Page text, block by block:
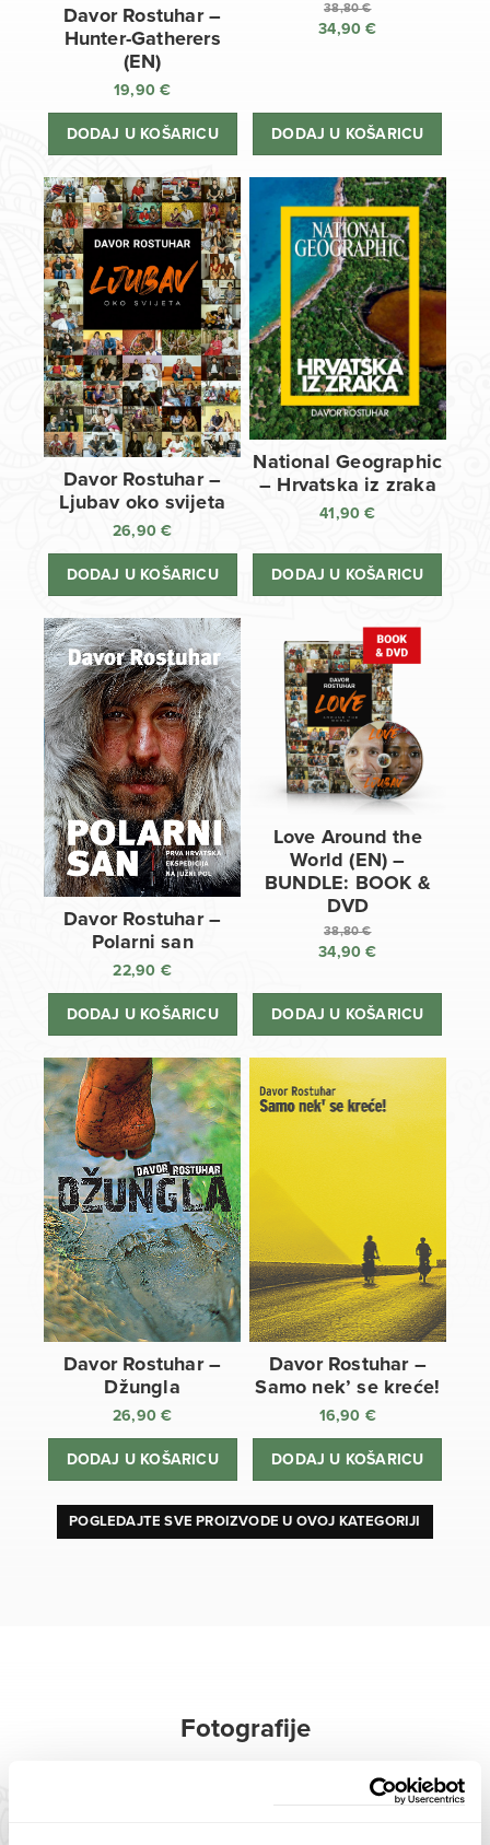
Davor Rostuhar –
Hunter-Gatherers
(EN)
19,90€
DODAJ U KOŠARICU
38,80€
Izvorna
38,80 €.
34,90€
34,90 €.
DODAJ U KOŠARICU
Davor Rostuhar –
Ljubav oko svijeta
26,90€
DODAJ U KOŠARICU
National Geographic
– Hrvatska iz zraka
41,90€
DODAJ U KOŠARICU
Davor Rostuhar –
Polarni san
22,90 €
DODAJ U KOŠARICU
Love Around the
World (EN) –
BUNDLE: BOOK &
DVD
38,80€
Izvorna
bila
34,90€
cijena
DODAJ U KOŠARICU
Davor Rostuhar –
Džungla
26,90€
DODAJ U KOŠARICU
Davor Rostuhar –
Samo nek’ se kreće!
16,90 €
DODAJ U KOŠARICU
POGLEDAJTE SVE PROIZVODE U OVOJ KATEGORIJI
Fotografije